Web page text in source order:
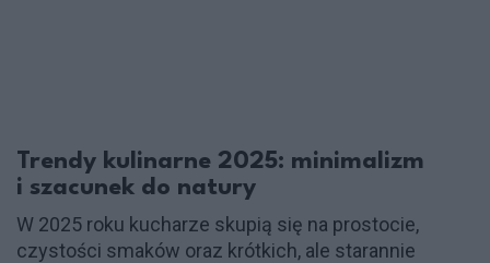
Trendy kulinarne 2025: minimalizm
i szacunek do natury
W 2025 roku kucharze skupią się na prostocie,
czystości smaków oraz krótkich, ale starannie